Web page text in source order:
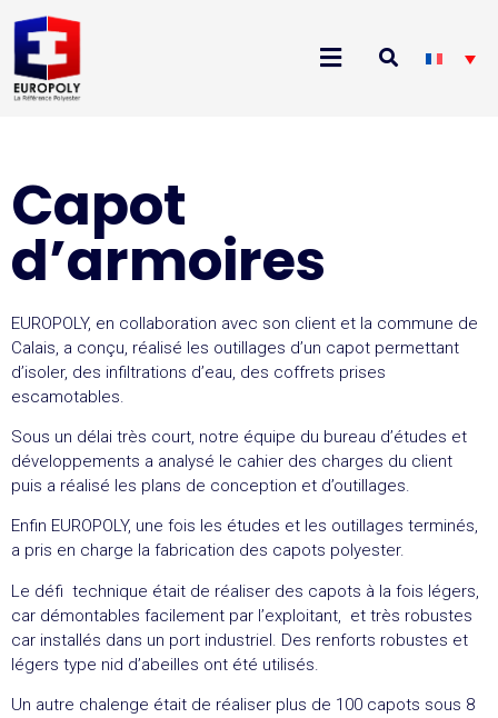
Capot
d’armoires
EUROPOLY, en collaboration avec son client et la commune de
Calais, a conçu, réalisé les outillages d’un capot permettant
d’isoler, des infiltrations d’eau, des coffrets prises
escamotables.
Sous un délai très court, notre équipe du bureau d’études et
développements a analysé le cahier des charges du client
puis a réalisé les plans de conception et d’outillages.
Enfin EUROPOLY, une fois les études et les outillages terminés,
a pris en charge la fabrication des capots polyester.
Le défi technique était de réaliser des capots à la fois légers,
car démontables facilement par l’exploitant, et très robustes
car installés dans un port industriel. Des renforts robustes et
légers type nid d’abeilles ont été utilisés.
Un autre chalenge était de réaliser plus de 100 capots sous 8